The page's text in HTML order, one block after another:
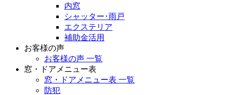
内窓
シャッター･雨戸
エクステリア
補助金活用
お客様の声
お客様の声 一覧
窓・ドアメニュー表
窓・ドアメニュー表 一覧
防犯